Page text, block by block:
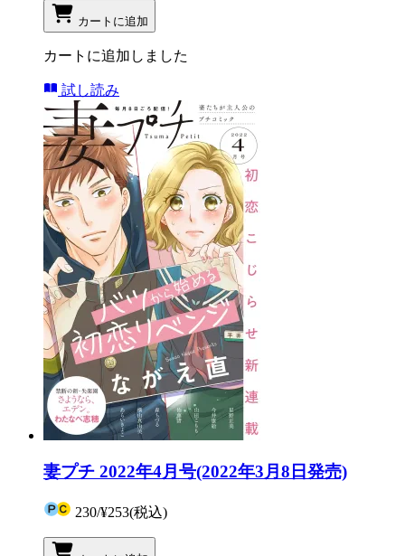
カートに追加
カートに追加しました
試し読み
妻プチ 2022年4月号(2022年3月8日発売)
230/¥253(税込)